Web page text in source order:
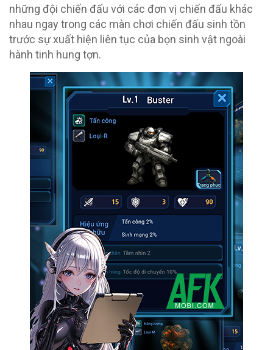
những đội chiến đấu với các đơn vị chiến đấu khác
nhau ngay trong các màn chơi chiến đấu sinh tồn
trước sự xuất hiện liên tục của bọn sinh vật ngoài
hành tinh hung tợn.